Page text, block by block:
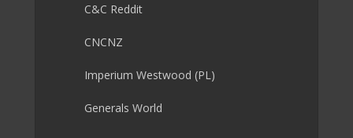
C&C Reddit
CNCNZ
Imperium Westwood (PL)
Generals World